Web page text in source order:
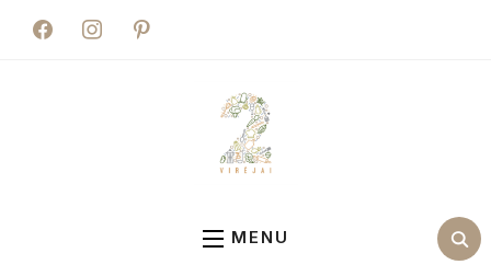
facebookinstagrampinterest
MENU